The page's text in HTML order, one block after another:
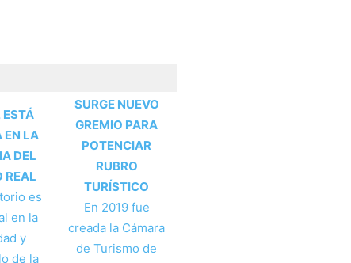
ESTÁ
EN LA
DEL
REAL
es
en la
y
de la
SURGE NUEVO
GREMIO PARA
POTENCIAR
RUBRO
TURÍSTICO
En 2019 fue
creada la Cámara
de Turismo de